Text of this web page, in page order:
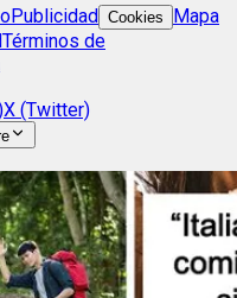
Publicidad Cookies
Mapa
Términos de
X (Twitter)